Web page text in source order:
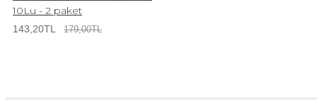
10Lu - 2 paket
143,20TL 179,00TL